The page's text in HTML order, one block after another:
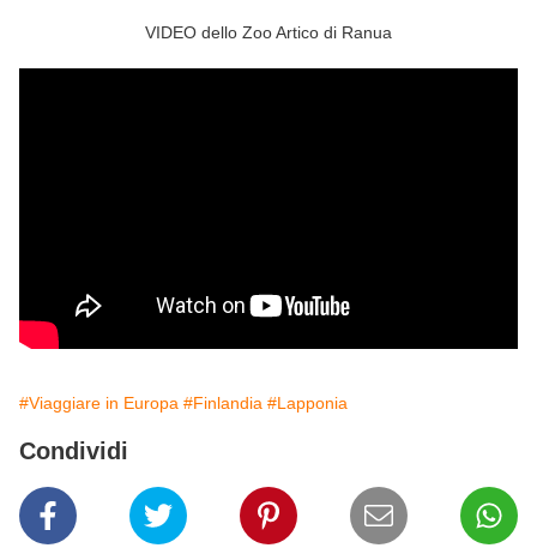
VIDEO dello Zoo Artico di Ranua
#Viaggiare in Europa #Finlandia #Lapponia
Condividi